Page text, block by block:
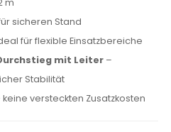
m
sicheren Stand
für flexible Einsatzbereiche
mit Leiter–
Stabilität
keine versteckten Zusatzkosten